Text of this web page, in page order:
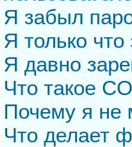
Я забыл
Я только
Я давно
Что такое
Почему я не
Что делает